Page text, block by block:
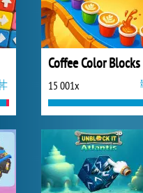
Coffee Color Blocks
15 001x